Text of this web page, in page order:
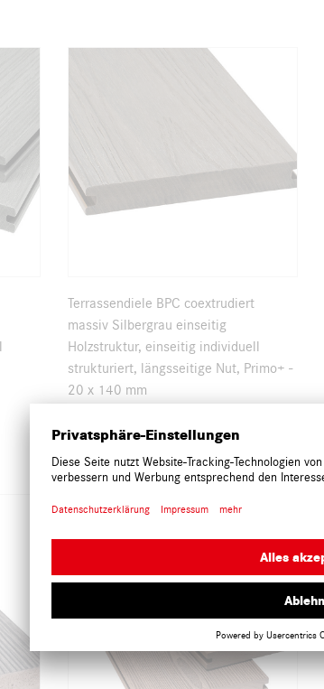
Terrassendiele BPC coextrudiert
massiv Silbergrau einseitig
Holzstruktur, einseitig individuell
strukturiert, längsseitige Nut, Primo+ -
20 x 140 mm